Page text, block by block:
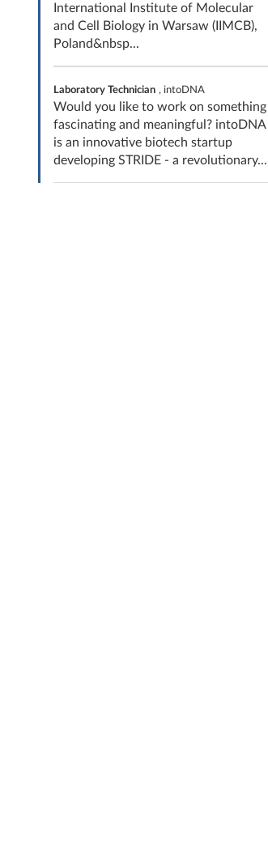
International Institute of Molecular
and Cell Biology in Warsaw (IIMCB),
Poland&nbsp...
Laboratory Technician , intoDNA
Would you like to work on something
fascinating and meaningful? intoDNA
is an innovative biotech startup
developing STRIDE - a revolutionary...